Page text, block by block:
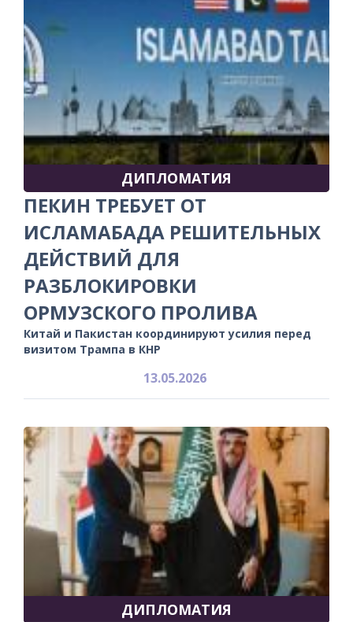
ДИПЛОМАТИЯ
ПЕКИН ТРЕБУЕТ ОТ
ИСЛАМАБАДА РЕШИТЕЛЬНЫХ
ДЕЙСТВИЙ ДЛЯ
РАЗБЛОКИРОВКИ
ОРМУЗСКОГО ПРОЛИВА
Китай и Пакистан координируют усилия перед
визитом Трампа в КНР
13.05.2026
ДИПЛОМАТИЯ